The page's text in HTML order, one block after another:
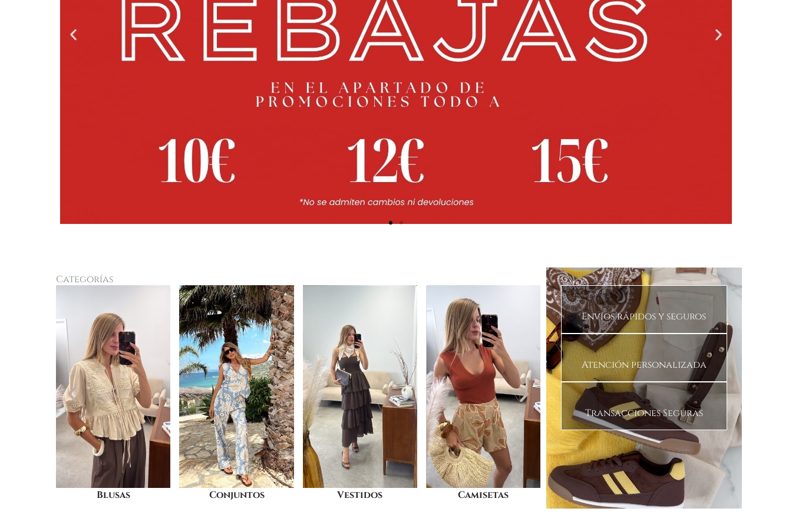
Categorías
Conjuntos Vestidos Camisetas Pantalones Faldas Blusas
Envíos rápidos y seguros
Atención personalizada
Transacciones Seguras